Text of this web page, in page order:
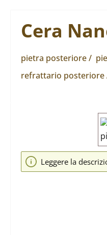
Cera
pietra posteriore /
refrattario posteriore
Salta la galleria di
Leggere la